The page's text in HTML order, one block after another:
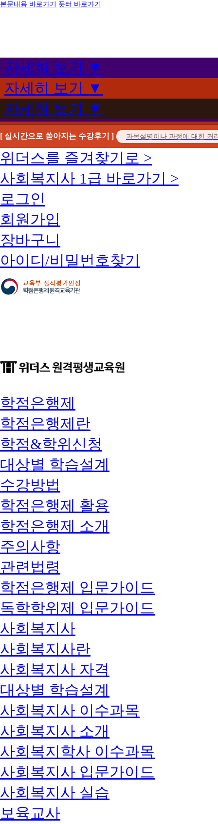
본문내용 바로가기 풋터 바로가기
자세히 보기 ▼
자세히 보기 ▼
자세히 보기 ▼
[ 실시간으로 쏟아지는 수강후기 ]
위더스를 즐겨찾기로 >
사회복지사 1급 바로가기 >
로그인
회원가입
장바구니
아이디/비밀번호찾기
학점은행제
학점은행제란
학점&학위신청
대상별 학습설계
수강방법
학점은행제 활용
학점은행제 소개
주의사항
관련법령
학점은행제 입문가이드
독학학위제 입문가이드
사회복지사
사회복지사란
사회복지사 자격
대상별 학습설계
사회복지사 이수과목
사회복지사 소개
사회복지학사 이수과목
사회복지사 입문가이드
사회복지사 실습
보육교사